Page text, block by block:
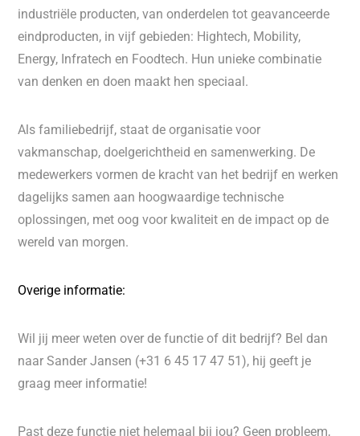
industriële producten, van onderdelen tot geavanceerde
eindproducten, in vijf gebieden: Hightech, Mobility,
Energy, Infratech en Foodtech. Hun unieke combinatie
van denken en doen maakt hen speciaal.
Als familiebedrijf, staat de organisatie voor
vakmanschap, doelgerichtheid en samenwerking. De
medewerkers vormen de kracht van het bedrijf en werken
dagelijks samen aan hoogwaardige technische
oplossingen, met oog voor kwaliteit en de impact op de
wereld van morgen.
Overige informatie:
Wil jij meer weten over de functie of dit bedrijf? Bel dan
naar Sander Jansen (+31 6 45 17 47 51), hij geeft je
graag meer informatie!
Past deze functie niet helemaal bij jou? Geen probleem,